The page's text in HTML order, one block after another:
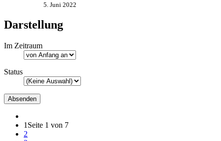
5. Juni 2022
Darstellung
Im Zeitraum
Status
1 Seite 1 von 7
2